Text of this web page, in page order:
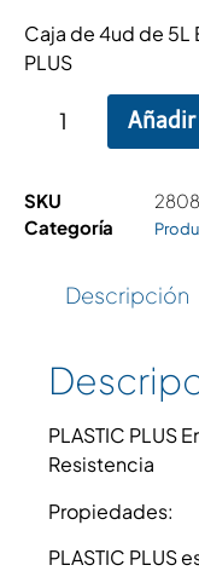
Caja de 4ud de 5L
PLUS
SKU
Categoría
Descripción
PLASTIC PLUS
Resistencia
Propiedades:
PLASTIC PLUS